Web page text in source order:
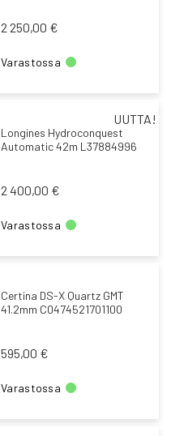
2 250,00 €
Varastossa
UUTTA!
Longines Hydroconquest
Automatic 42m L37884996
2 400,00 €
Varastossa
Certina DS-X Quartz GMT
41.2mm C0474521701100
595,00 €
Varastossa